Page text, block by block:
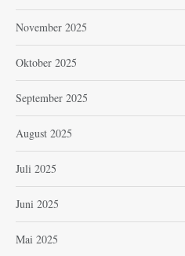
November 2025
Oktober 2025
September 2025
August 2025
Juli 2025
Juni 2025
Mai 2025